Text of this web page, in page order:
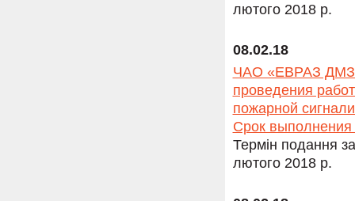
лютого 2018 р.
08.02.18
ЧАО «ЕВРАЗ ДМЗ»
проведения
пожарной
Срок выполнения
Термін подання
лютого 2018 р.